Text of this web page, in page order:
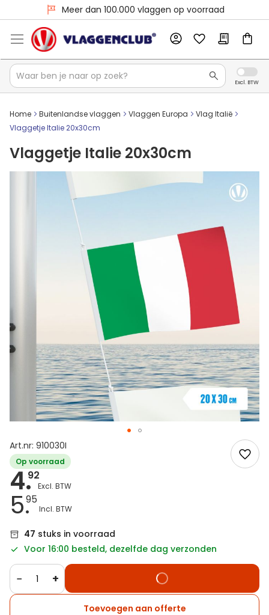
Meer dan 100.000 vlaggen op voorraad
Home Buitenlandse vlaggen Vlaggen Europa
Vlag Italië
Vlaggetje Italie 20x30cm
Vlaggetje Italie 20x30cm
Art.nr: 910030I
Op voorraad
4.92
5.95
47 stuks in voorraad
Voor 16:00 besteld, dezelfde dag verzonden
− +
Toevoegen aan offerte